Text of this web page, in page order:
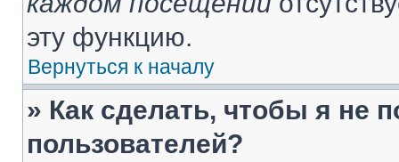
эту функцию.
Вернуться к началу
» Как сделать, чтобы я не
пользователей?